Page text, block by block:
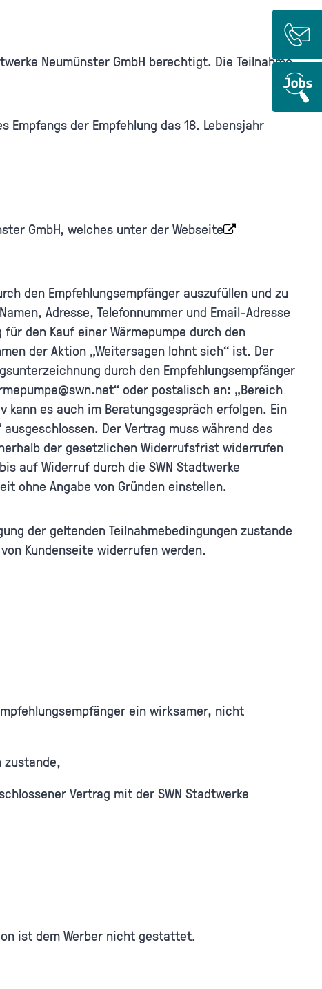
Neumünster GmbH berechtigt. Die Teilnahme
der Empfehlung das 18. Lebensjahr
GmbH, welches unter der Webseite
den Empfehlungsempfänger auszufüllen und zu
Adresse, Telefonnummer und Email-Adresse
den Kauf einer Wärmepumpe durch den
der Aktion „Weitersagen lohnt sich“ ist. Der
durch den Empfehlungsempfänger
oder postalisch an: „Bereich
kann es auch im Beratungsgespräch erfolgen. Ein
Der Vertrag muss während des
der gesetzlichen Widerrufsfrist widerrufen
auf Widerruf durch die SWN Stadtwerke
ohne Angabe von Gründen einstellen.
der geltenden Teilnahmebedingungen zustande
Kundenseite widerrufen werden.
ein wirksamer, nicht
zustande,
Vertrag mit der SWN Stadtwerke
ist dem Werber nicht gestattet.